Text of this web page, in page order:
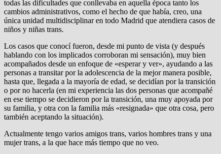
todas las dificultades que conllevaba en aquella época tanto los
cambios administrativos, como el hecho de que había, creo, una
única unidad multidisciplinar en todo Madrid que atendiera casos de
niños y niñas trans.
Los casos que conocí fueron, desde mi punto de vista (y después
hablando con los implicados corroboran mi sensación), muy bien
acompañados desde un enfoque de «esperar y ver», ayudando a las
personas a transitar por la adolescencia de la mejor manera posible,
hasta que, llegada a la mayoría de edad, se decidían por la transición
o por no hacerla (en mi experiencia las dos personas que acompañé
en ese tiempo se decidieron por la transición, una muy apoyada por
su familia, y otra con la familia más «resignada» que otra cosa, pero
también aceptando la situación).
Actualmente tengo varios amigos trans, varios hombres trans y una
mujer trans, a la que hace más tiempo que no veo.